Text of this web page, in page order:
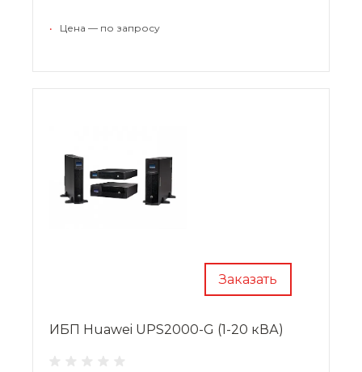
• Цена — по запросу
Заказать
ИБП Huawei UPS2000-G (1-20 кВА)